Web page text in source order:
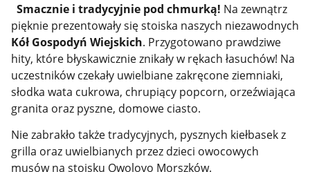
Smacznie i tradycyjnie pod chmurką! Na zewnątrz
pięknie prezentowały się stoiska naszych niezawodnych
Kół Gospodyń Wiejskich. Przygotowano prawdziwe
hity, które błyskawicznie znikały w rękach łasuchów! Na
uczestników czekały uwielbiane zakręcone ziemniaki,
słodka wata cukrowa, chrupiący popcorn, orzeźwiająca
granita oraz pyszne, domowe ciasto.
Nie zabrakło także tradycyjnych, pysznych kiełbasek z
grilla oraz uwielbianych przez dzieci owocowych
musów na stoisku Owolovo Morszków.